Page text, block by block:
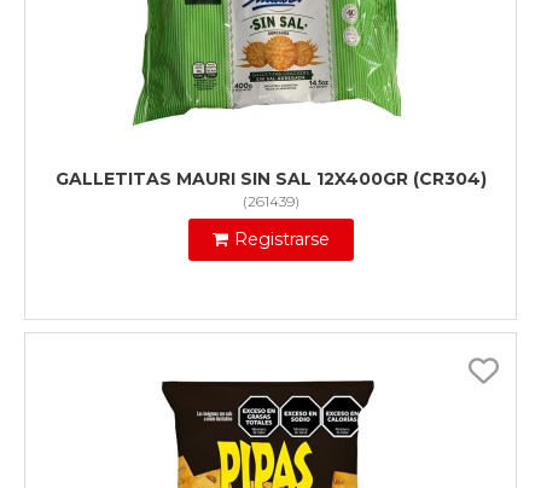
GALLETITAS MAURI SIN SAL 12X400GR (CR304)
(261439)
Registrarse